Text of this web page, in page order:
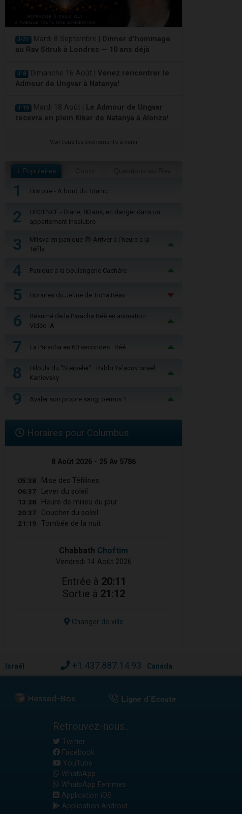
J-31 Mardi 8 Septembre |
Dinner d'hommage
au Rav Sitruk à Londres — 10 ans déjà
J-8 Dimanche 16 Août | Venez rencontrer le
Admour de Ungvar à Natanya!
J-10 Mardi 18 Août |
Le Admour de Ungvar
recevra en plein Kikar de Natanya à Alonzo!
Voir tous les événements à venir
+ Populaires
1 Histoire - À bord du Titanic
2
URGENCE - Diane, 80 ans, en danger dans un
appartement insalubre
3
Mitsva en panique 😨 Arriver à l'heure à la
Téfila
4 Panique à la boulangerie Cachère
5 Horaires du Jeûne de Ticha Béav
6
Résumé de la Paracha Réé en animation
Vidéo IA
7 La Paracha en 60 secondes : Réé
8
Hiloula du "Steïpeler" : Rabbi Ya’acov Israël
Kanievsky
9 Avaler son propre sang, permis ?
Horaires pour Columbus
8 Août 2026 - 25 Av 5786
05:38 Mise des Téfilines
06:37 Lever du soleil
13:38 Heure de milieu du jour
20:37 Coucher du soleil
21:19 Tombée de la nuit
Chabbath Choftim
Vendredi 14 Août 2026
Entrée à 20:11
Sortie à 21:12
Changer de ville
Israël +1.437.887.14.93 Canada
Retrouvez-nous...
Twitter
Facebook
YouTube
WhatsApp
WhatsApp Femmes
Application iOS
Application Android